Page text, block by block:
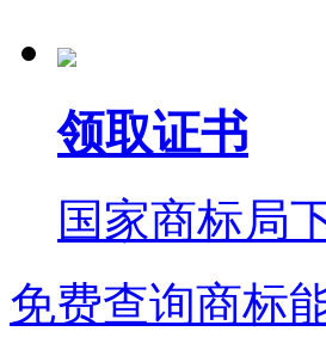
领取证书
国家商标局
免费查询商标